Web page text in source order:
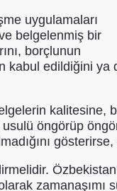
uygulamaları
belgelenmiş bir
borçlunun
kabul edildiğini ya
öngörüp
zamanaşımı